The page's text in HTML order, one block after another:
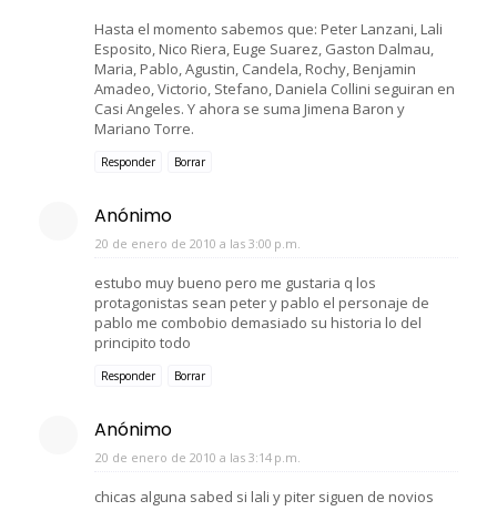
Hasta el momento sabemos que: Peter Lanzani, Lali
Esposito, Nico Riera, Euge Suarez, Gaston Dalmau,
Maria, Pablo, Agustin, Candela, Rochy, Benjamin
Amadeo, Victorio, Stefano, Daniela Collini seguiran en
Casi Angeles. Y ahora se suma Jimena Baron y
Mariano Torre.
Responder Borrar
Anónimo
20 de enero de 2010 a las 3:00 p.m.
estubo muy bueno pero me gustaria q los
protagonistas sean peter y pablo el personaje de
pablo me combobio demasiado su historia lo del
principito todo
Responder Borrar
Anónimo
20 de enero de 2010 a las 3:14 p.m.
chicas alguna sabed si lali y piter siguen de novios